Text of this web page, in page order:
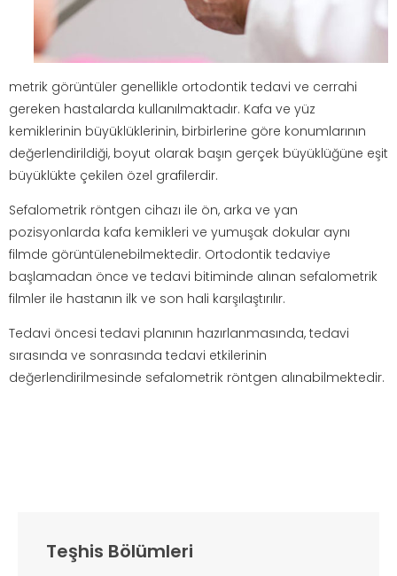
metrik görüntüler genellikle ortodontik tedavi ve cerrahi
gereken hastalarda kullanılmaktadır. Kafa ve yüz
kemiklerinin büyüklüklerinin, birbirlerine göre konumlarının
değerlendirildiği, boyut olarak başın gerçek büyüklüğüne eşit
büyüklükte çekilen özel grafilerdir.
Sefalometrik röntgen cihazı ile ön, arka ve yan
pozisyonlarda kafa kemikleri ve yumuşak dokular aynı
filmde görüntülenebilmektedir. Ortodontik tedaviye
başlamadan önce ve tedavi bitiminde alınan sefalometrik
filmler ile hastanın ilk ve son hali karşılaştırılır.
Tedavi öncesi tedavi planının hazırlanmasında, tedavi
sırasında ve sonrasında tedavi etkilerinin
değerlendirilmesinde sefalometrik röntgen alınabilmektedir.
Teşhis Bölümleri